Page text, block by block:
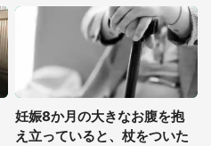
妊娠8か月の大きなお腹を抱
え立っていると、杖をついた